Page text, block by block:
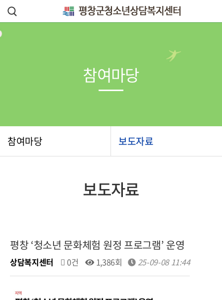
참여마당 보도자료
참여마당
보도자료
평창 ‘청소년 문화체험 원정 프로그램’ 운영
상담복지센터 0건 1,386회 25-09-08 11:44